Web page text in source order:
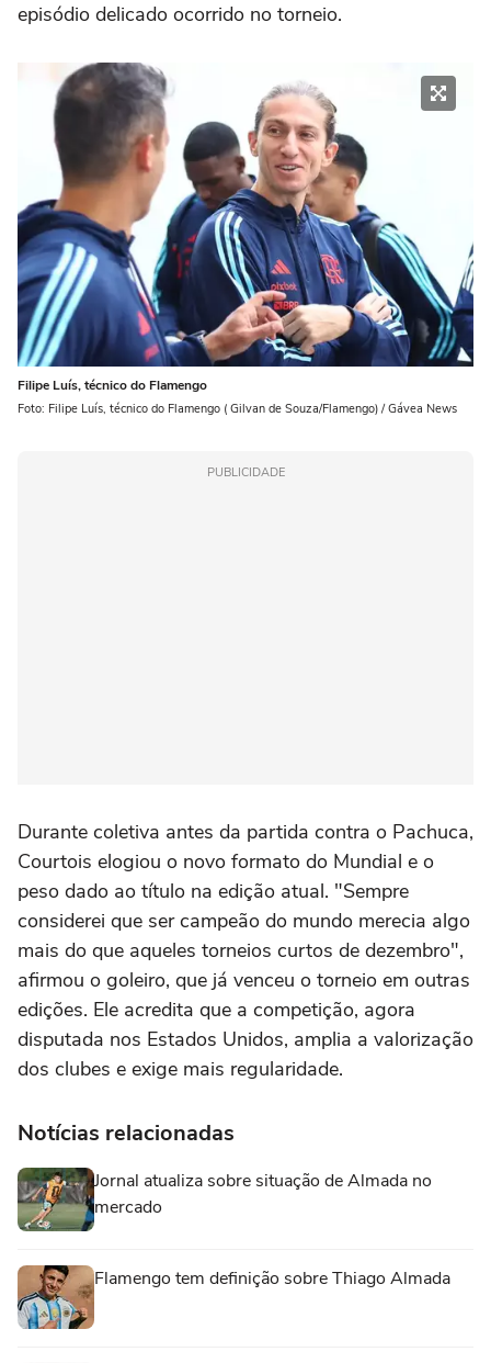
episódio delicado ocorrido no torneio.
Filipe Luís, técnico do Flamengo
Foto: Filipe Luís, técnico do Flamengo ( Gilvan de Souza/Flamengo) / Gávea News
PUBLICIDADE
Durante coletiva antes da partida contra o Pachuca,
Courtois elogiou o novo formato do Mundial e o
peso dado ao título na edição atual. "Sempre
considerei que ser campeão do mundo merecia algo
mais do que aqueles torneios curtos de dezembro",
afirmou o goleiro, que já venceu o torneio em outras
edições. Ele acredita que a competição, agora
disputada nos Estados Unidos, amplia a valorização
dos clubes e exige mais regularidade.
Notícias relacionadas
Jornal atualiza sobre situação de Almada no
mercado
Flamengo tem definição sobre Thiago Almada